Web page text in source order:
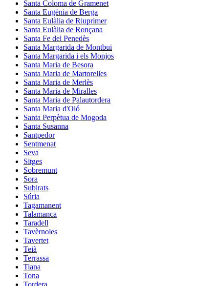
Santa Coloma de Gramenet
Santa Eugènia de Berga
Santa Eulàlia de Riuprimer
Santa Eulàlia de Ronçana
Santa Fe del Penedès
Santa Margarida de Montbui
Santa Margarida i els Monjos
Santa Maria de Besora
Santa Maria de Martorelles
Santa Maria de Merlès
Santa Maria de Miralles
Santa Maria de Palautordera
Santa Maria d'Oló
Santa Perpètua de Mogoda
Santa Susanna
Santpedor
Sentmenat
Seva
Sitges
Sobremunt
Sora
Subirats
Súria
Tagamanent
Talamanca
Taradell
Tavèrnoles
Tavertet
Teià
Terrassa
Tiana
Tona
Tordera